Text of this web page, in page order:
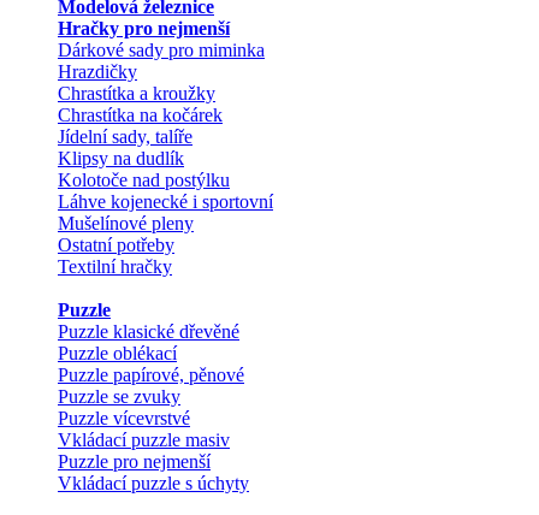
Modelová železnice
Hračky pro nejmenší
Dárkové sady pro miminka
Hrazdičky
Chrastítka a kroužky
Chrastítka na kočárek
Jídelní sady, talíře
Klipsy na dudlík
Kolotoče nad postýlku
Láhve kojenecké i sportovní
Mušelínové pleny
Ostatní potřeby
Textilní hračky
Puzzle
Puzzle klasické dřevěné
Puzzle oblékací
Puzzle papírové, pěnové
Puzzle se zvuky
Puzzle vícevrstvé
Vkládací puzzle masiv
Puzzle pro nejmenší
Vkládací puzzle s úchyty